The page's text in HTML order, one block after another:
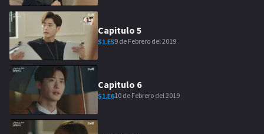
Capitulo 5
S1.E59 de Febrero del 2019
Capitulo 6
S1.E610 de Febrero del 2019